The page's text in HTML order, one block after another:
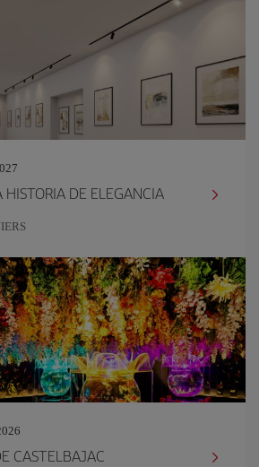
HISTORIA DE ELEGANCIA
CASTELBAJAC